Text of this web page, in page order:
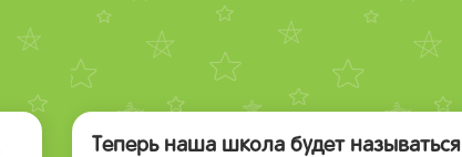
Теперь наша школа будет называться